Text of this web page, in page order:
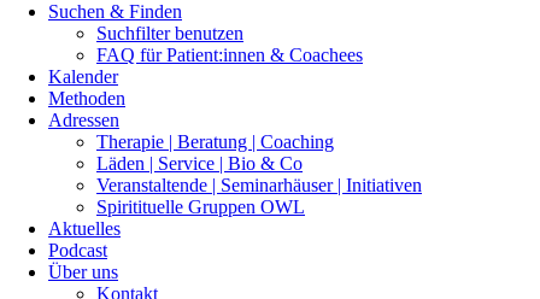
Suchen & Finden
Suchfilter benutzen
FAQ für Patient:innen & Coachees
Kalender
Methoden
Adressen
Therapie | Beratung | Coaching
Läden | Service | Bio & Co
Veranstaltende | Seminarhäuser | Initiativen
Spiritituelle Gruppen OWL
Aktuelles
Podcast
Über uns
Kontakt